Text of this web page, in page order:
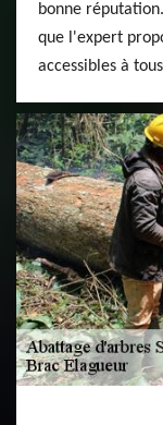
bonne
que l'expert
accessibles à